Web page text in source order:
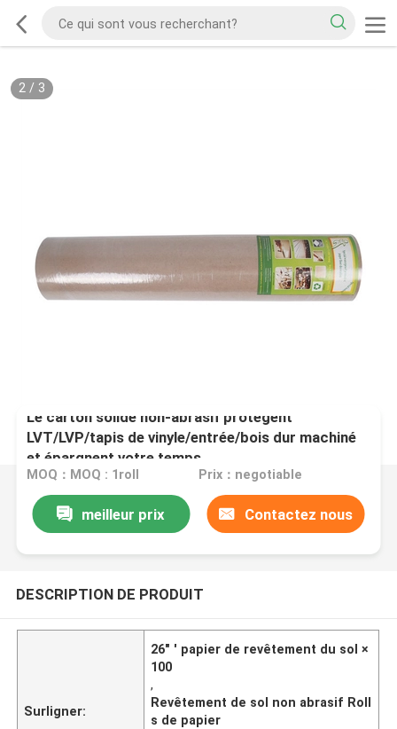
2/ 3
Le carton solide non-abrasif protègent
LVT/LVP/tapis de vinyle/entrée/bois dur machiné
et épargnent votre temps
MOQ：MOQ : 1roll Prix：negotiable
meilleur prix Contactez nous
DESCRIPTION DE PRODUIT
Surligner:
26" ' papier de revêtement du sol ×
100
,
Revêtement de sol non abrasif Roll
s de papier